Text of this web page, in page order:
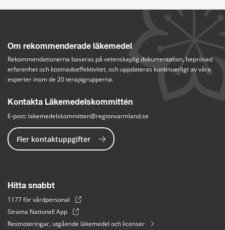
Om rekommenderade läkemedel
Rekommendationerna baseras på vetenskaplig dokumentation, beprövad
erfarenhet och kostnadseffektivitet, och uppdateras kontinuerligt av våra
experter inom de 20 terapigrupperna.
Kontakta Läkemedelskommittén
E-post: lakemedelskommitten@regionvarmland.se
Fler kontaktuppgifter
Hitta snabbt
1177 för vårdpersonal
Strama Nationell App
Restnoteringar, utgående läkemedel och licenser